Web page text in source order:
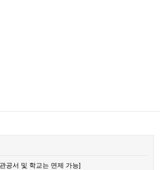
공서 및 학교는 면제 가능]